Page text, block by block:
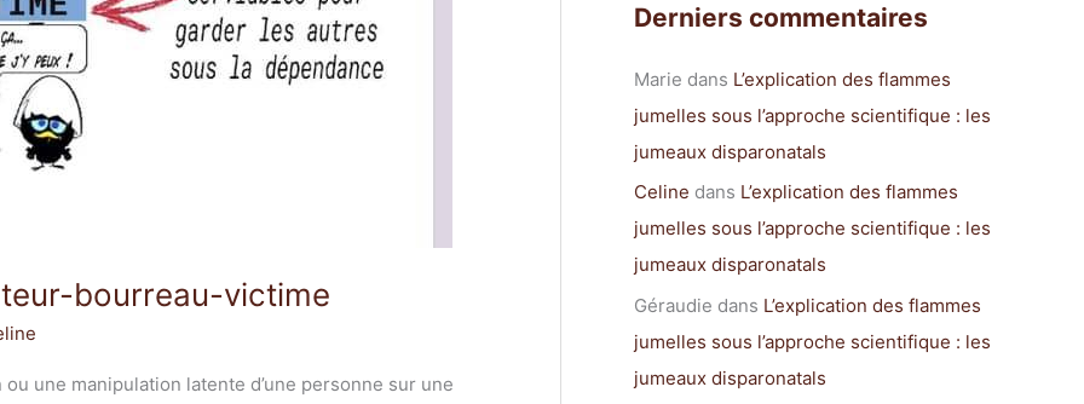
bourreau-victime
une manipulation latente d’une personne sur une
Derniers commentaires
Marie dans L’explication des flammes
jumelles sous l’approche scientifique : les
jumeaux disparonatals
Celine dans L’explication des flammes
jumelles sous l’approche scientifique : les
jumeaux disparonatals
Géraudie dans L’explication des flammes
jumelles sous l’approche scientifique : les
jumeaux disparonatals